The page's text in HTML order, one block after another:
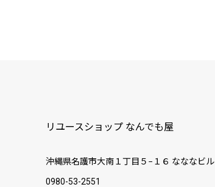
リユースショップ なんでも屋
沖縄県名護市大南１丁目５−１６ なななビル
0980-53-2551